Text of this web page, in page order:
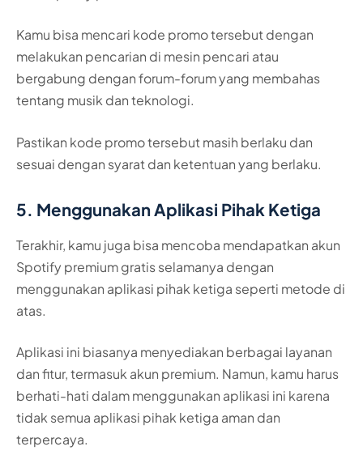
Kamu bisa mencari kode promo tersebut dengan
melakukan pencarian di mesin pencari atau
bergabung dengan forum-forum yang membahas
tentang musik dan teknologi.
Pastikan kode promo tersebut masih berlaku dan
sesuai dengan syarat dan ketentuan yang berlaku.
5. Menggunakan Aplikasi Pihak Ketiga
Terakhir, kamu juga bisa mencoba mendapatkan akun
Spotify premium gratis selamanya dengan
menggunakan aplikasi pihak ketiga seperti metode di
atas.
Aplikasi ini biasanya menyediakan berbagai layanan
dan fitur, termasuk akun premium. Namun, kamu harus
berhati-hati dalam menggunakan aplikasi ini karena
tidak semua aplikasi pihak ketiga aman dan
terpercaya.